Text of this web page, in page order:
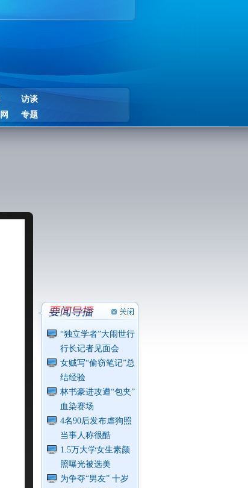
访谈
专题
“独立学者”大闹世行
行长记者见面会
女贼写“偷窃笔记”总
结经验
林书豪进攻遭“包夹”
血染赛场
4名90后发布虐狗照
当事人称很酷
1.5万大学女生素颜
照曝光被选美
为争夺“男友” 十岁